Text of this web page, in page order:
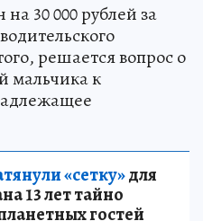
30 000 рублей за
решается вопрос о
мальчика к
«сетку»для
13 лет тайно
гостей